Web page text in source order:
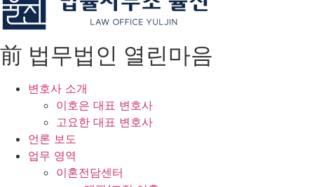
前 법무법인 열린마음
변호사 소개
이호은 대표 변호사
고요한 대표 변호사
언론 보도
업무 영역
이혼전담센터